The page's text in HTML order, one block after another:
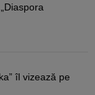
îl vizează pe